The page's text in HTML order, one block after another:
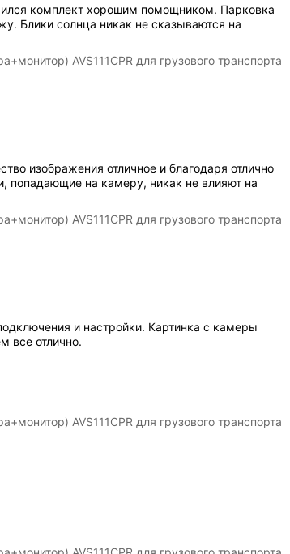
комплект хорошим помощником. Парковка
Блики солнца никак не сказываются на
AVS111CPR для грузового транспорта
изображения отличное и благодаря отлично
попадающие на камеру, никак не влияют на
AVS111CPR для грузового транспорта
и настройки. Картинка с камеры
все отлично.
AVS111CPR для грузового транспорта